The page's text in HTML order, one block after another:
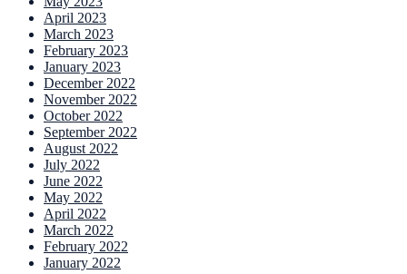
April 2023
March 2023
February 2023
January 2023
December 2022
November 2022
October 2022
September 2022
August 2022
July 2022
June 2022
May 2022
April 2022
March 2022
February 2022
January 2022